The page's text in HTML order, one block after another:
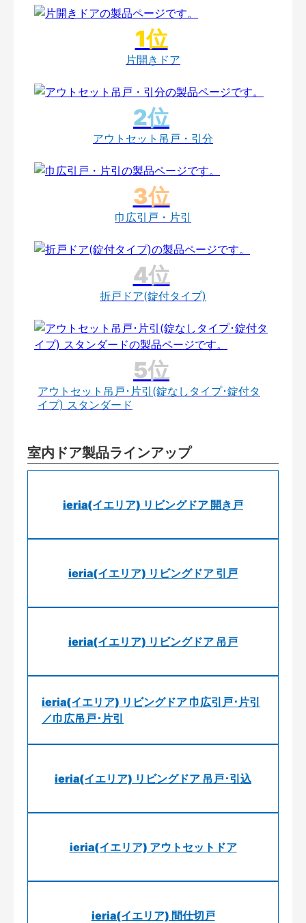
片開きドア
アウトセット吊戸・引分
巾広引戸・片引
折戸ドア(錠付タイプ)
アウトセット吊戸･片引(錠なしタイプ･錠付タ
イプ) スタンダード
室内ドア製品ラインアップ
ieria(イエリア) リビングドア 開き戸
ieria(イエリア) リビングドア 引戸
ieria(イエリア) リビングドア 吊戸
ieria(イエリア) リビングドア 巾広引戸･片引
／巾広吊戸･片引
ieria(イエリア) リビングドア 吊戸･引込
ieria(イエリア) アウトセットドア
ieria(イエリア) 間仕切戸